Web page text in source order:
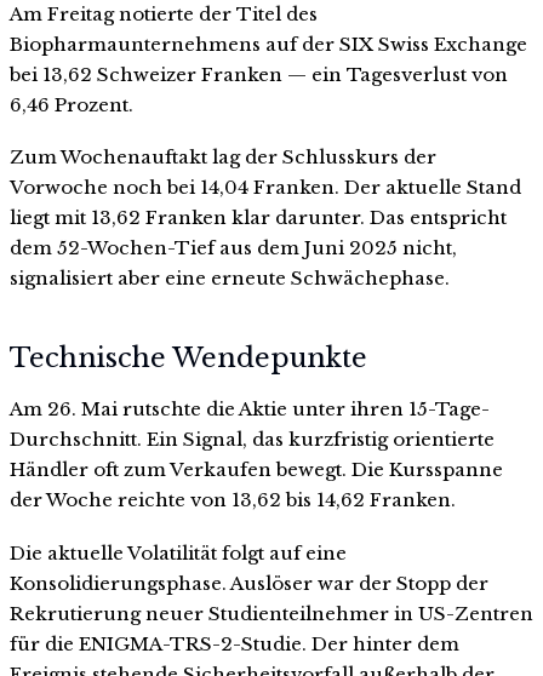
Am Freitag notierte der Titel des
Biopharmaunternehmens auf der SIX Swiss Exchange
bei 13,62 Schweizer Franken — ein Tagesverlust von
6,46 Prozent.
Zum Wochenauftakt lag der Schlusskurs der
Vorwoche noch bei 14,04 Franken. Der aktuelle Stand
liegt mit 13,62 Franken klar darunter. Das entspricht
dem 52-Wochen-Tief aus dem Juni 2025 nicht,
signalisiert aber eine erneute Schwächephase.
Technische Wendepunkte
Am 26. Mai rutschte die Aktie unter ihren 15-Tage-
Durchschnitt. Ein Signal, das kurzfristig orientierte
Händler oft zum Verkaufen bewegt. Die Kursspanne
der Woche reichte von 13,62 bis 14,62 Franken.
Die aktuelle Volatilität folgt auf eine
Konsolidierungsphase. Auslöser war der Stopp der
Rekrutierung neuer Studienteilnehmer in US-Zentren
für die ENIGMA-TRS-2-Studie. Der hinter dem